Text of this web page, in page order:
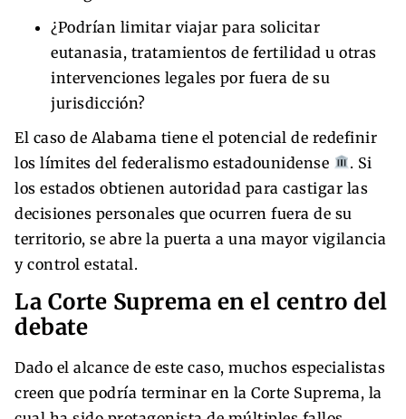
¿Podrían limitar viajar para solicitar
eutanasia, tratamientos de fertilidad u otras
intervenciones legales por fuera de su
jurisdicción?
El caso de Alabama tiene el potencial de redefinir
los límites del federalismo estadounidense
. Si
los estados obtienen autoridad para castigar las
decisiones personales que ocurren fuera de su
territorio, se abre la puerta a una mayor vigilancia
y control estatal.
La Corte Suprema en el centro del
debate
Dado el alcance de este caso, muchos especialistas
creen que podría terminar en la Corte Suprema, la